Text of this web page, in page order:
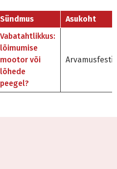
Sündmus Asukoht
Vabatahtlikkus:
lõimumise
mootor või
lõhede
peegel?